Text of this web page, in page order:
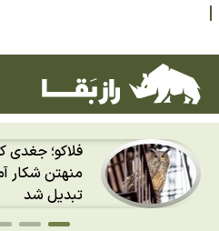
پس از
گمشده‌شان در